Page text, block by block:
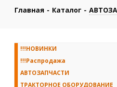
Главная - Каталог -
!!!НОВИНКИ
!!!Распродажа
АВТОЗАПЧАСТИ
ТРАКТОРНОЕ ОБОРУДОВАНИЕ